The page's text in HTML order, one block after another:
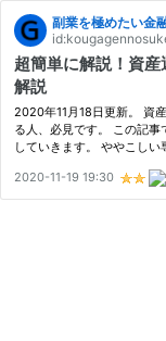
副業を極めたい金
超簡単に解説！資
解説
2020年11月18日更新。 資
る人、必見です。 この記
していきます。 ややこし
2020-11-19 19:30